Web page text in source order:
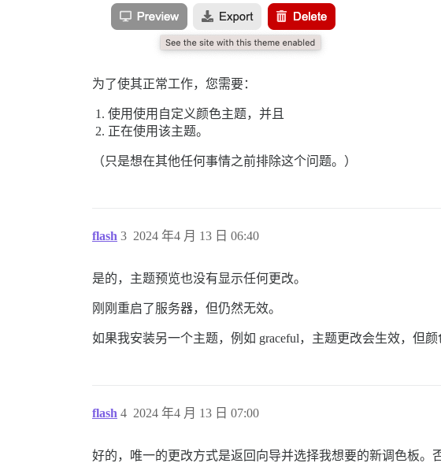
为了使其正常工作，您需要：
使用使用自定义颜色主题，并且
正在使用该主题。
（只是想在其他任何事情之前排除这个问题。）
flash 2024 年4 月 13 日 06:40
3
是的，主题预览也没有显示任何更改。
刚刚重启了服务器，但仍然无效。
如果我安装另一个主题，例如 graceful，主题更改会生效，但
flash 2024 年4 月 13 日 07:00
4
好的，唯一的更改方式是返回向导并选择我想要的新调色板。